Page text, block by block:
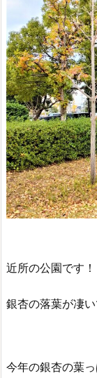
近所の公園です！
銀杏の落葉が凄い
今年の銀杏の葉